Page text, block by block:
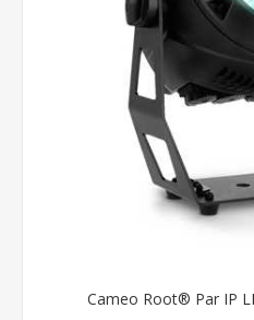
Cameo Root® Par IP